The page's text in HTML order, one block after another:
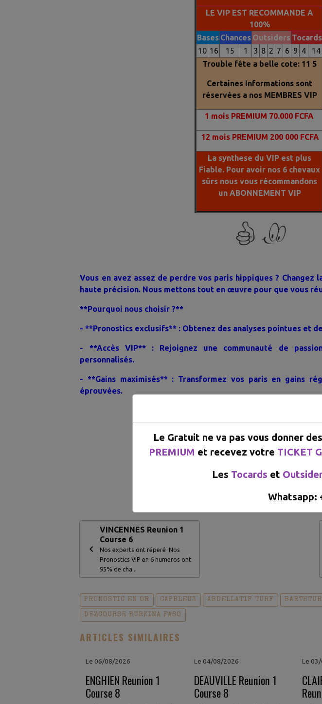
LE VIP EST RECOMMANDE A
100%
Bases Chances Outsiders Tocards
10 16 15 1 3 8 2 7 6 9 4
14
Trouble fête a belle cote: 11 5
Certaines Informations sont
réservées a nos MEMBRES VIP
1 mois PREMIUM 70.000 FCFA
12 mois PREMIUM 200 000 FCFA
La synthese du VIP est plus
Fiable. Pour avoir nos 6 chevaux
sûrs nous vous récommandons
un ABONNEMENT VIP
Vous en avez assez de perdre vos paris hippiques ? Changez
haute précision. Nous mettons tout en œuvre pour que vous
**Pourquoi nous choisir ?**
- **Pronostics exclusifs** : Obtenez des analyses pointues et
- **Accès VIP** : Rejoignez une communauté de
personnalisés.
- **Gains maximisés** : Transformez vos paris en gains
éprouvées.
VINCENNES Reunion 1
Course 6
Nos experts ont réperé Nos
Pronostics VIP en 6 numeros ont
95% de cha...
PRONOSTIC EN OR CAPBLEU3 ABDELLATIF TURF
DEZCOURSE BURKINA FASO
ARTICLES SIMILAIRES
Le 06/08/2026
ENGHIEN Reunion 1
Course 8
Le 04/08/2026
DEAUVILLE Reunion 1
Course 8
Le
Le Gratuit ne va pas vous donner
PREMIUM et recevez votre TICKET
Les Tocards et
Whatsapp: